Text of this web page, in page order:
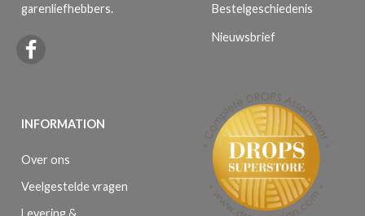
garenliefhebbers.
INFORMATION
Over ons
Veelgestelde vragen
Bestelgeschiedenis
Nieuwsbrief